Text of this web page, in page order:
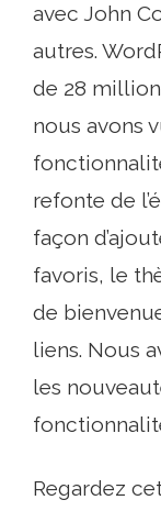
avec John
autres.
de 28
nous avons
refonte de
façon
favoris, le
de
liens. Nous
les
Regardez